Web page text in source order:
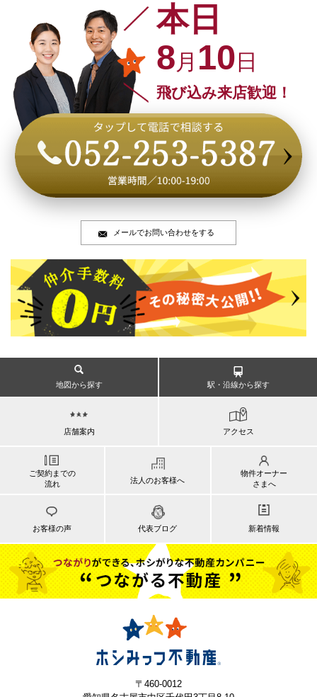
本日
8 月 10 日
飛び込み来店歓迎！
メールでお問い合わせをする
地図から探す 駅・沿線から探す
店舗案内 アクセス
ご契約までの
流れ
法人のお客様へ
物件オーナー
さまへ
お客様の声 代表ブログ 新着情報
〒460-0012